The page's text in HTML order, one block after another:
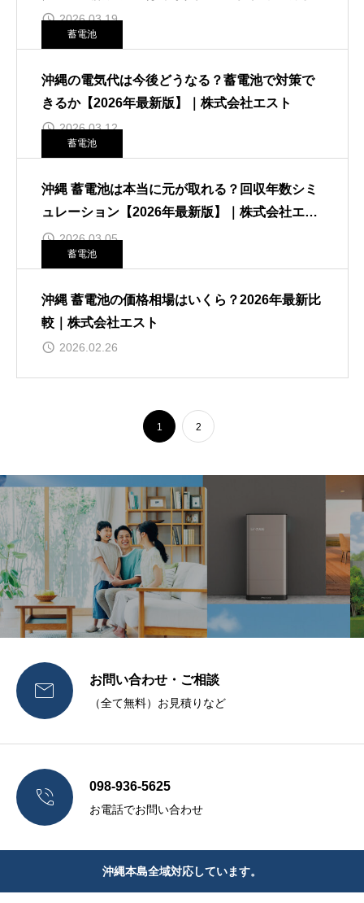
2026.03.19
蓄電池
沖縄の電気代は今後どうなる？蓄電池で対策で
きるか【2026年最新版】｜株式会社エスト
2026.03.12
蓄電池
沖縄 蓄電池は本当に元が取れる？回収年数シミ
ュレーション【2026年最新版】｜株式会社エス
ト 2026.03.05
蓄電池
沖縄 蓄電池の価格相場はいくら？2026年最新比
較｜株式会社エスト
2026.02.26
1 2
 お問い合わせ・ご相談
（全て無料）お見積りなど
 098-936-5625
お電話でお問い合わせ
沖縄本島全域対応しています。